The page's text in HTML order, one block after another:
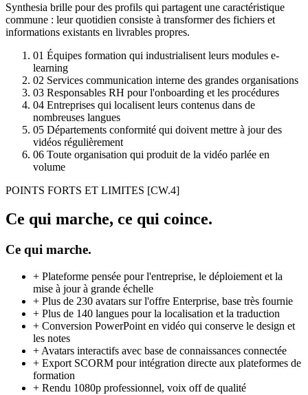
Synthesia brille pour des profils qui partagent une caractéristique
commune : leur quotidien consiste à transformer des fichiers et
informations existants en livrables propres.
01 Équipes formation qui industrialisent leurs modules e-
learning
02 Services communication interne des grandes organisations
03 Responsables RH pour l'onboarding et les procédures
04 Entreprises qui localisent leurs contenus dans de
nombreuses langues
05 Départements conformité qui doivent mettre à jour des
vidéos régulièrement
06 Toute organisation qui produit de la vidéo parlée en
volume
POINTS FORTS ET LIMITES [CW.4]
Ce qui marche, ce qui coince.
Ce qui marche.
+ Plateforme pensée pour l'entreprise, le déploiement et la
mise à jour à grande échelle
+ Plus de 230 avatars sur l'offre Enterprise, base très fournie
+ Plus de 140 langues pour la localisation et la traduction
+ Conversion PowerPoint en vidéo qui conserve le design et
les notes
+ Avatars interactifs avec base de connaissances connectée
+ Export SCORM pour intégration directe aux plateformes de
formation
+ Rendu 1080p professionnel, voix off de qualité